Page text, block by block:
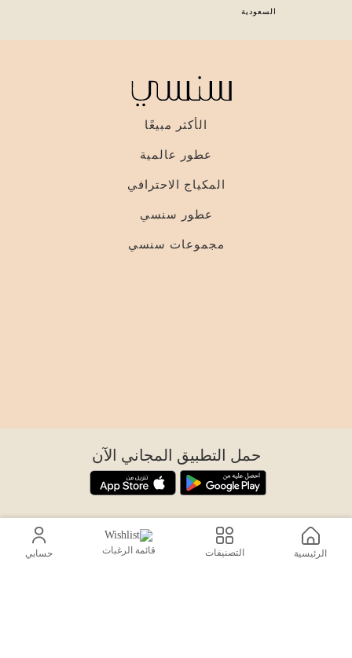
الرئيسية التصنيفات قائمة الرغبات حسابي
السعودية
الأكثر مبيعًا
عطور عالمية
المكياج الاحترافي
عطور سنسي
مجموعات سنسي
حمل التطبيق المجاني الآن
اتصل بنا
help@sensiksa.com